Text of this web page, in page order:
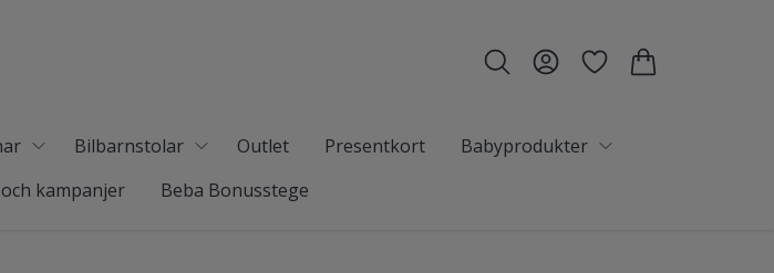
Bilbarnstolar Outlet Presentkort
Babyprodukter
och kampanjer Beba Bonusstege